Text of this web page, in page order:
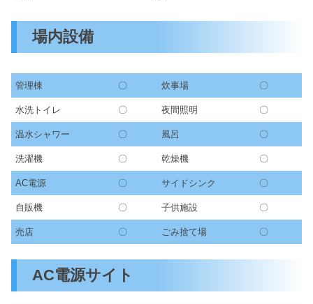
場内設備
管理棟 〇 炊事場 〇
水洗トイレ 〇 夜間照明 〇
温水シャワー 〇 風呂 〇
洗濯機 〇 乾燥機 〇
AC電源 〇 サイドシンク 〇
自販機 〇 子供施設 〇
売店 〇 ごみ捨て場 〇
AC電源サイト